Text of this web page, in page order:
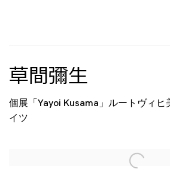
草間彌生
個展「Yayoi Kusama」ルートヴィヒ
イツ
Open a larger version of the